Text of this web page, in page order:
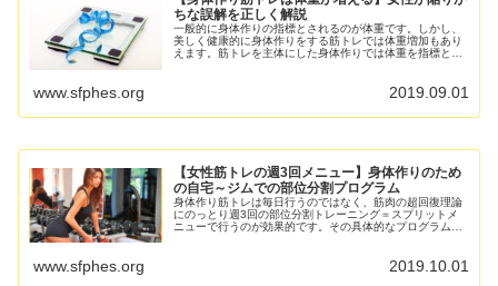
ちな誤解を正しく解説
一般的に身体作りの指標とされるのが体重です。しかし、
美しく健康的に身体作りをする筋トレでは体重増加もあり
えます。筋トレを主体にした身体作りでは体重を指標とし
www.sfphes.org 2019.09.01
【女性筋トレの週3回メニュー】身体作りのため
の自宅～ジムでの部位分割プログラム
身体作り筋トレは毎日行うのではなく、筋肉の超回復理論
にのっとり週3回の部位分割トレーニング＝スプリットメ
ニューで行うのが効果的です。その具体的なプログラム例
www.sfphes.org 2019.10.01